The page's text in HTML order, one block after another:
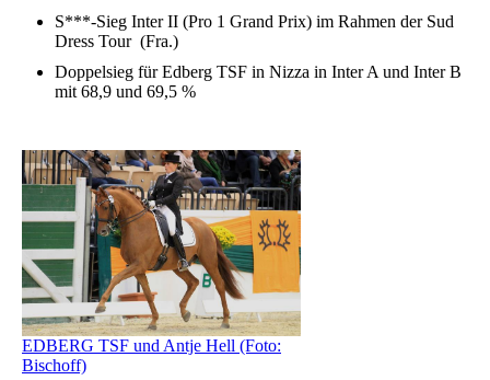
S***-Sieg Inter II (Pro 1 Grand Prix) im Rahmen der Sud
Dress Tour (Fra.)
Doppelsieg für Edberg TSF in Nizza in Inter A und Inter B
mit 68,9 und 69,5 %
EDBERG TSF und Antje Hell (Foto:
Bischoff)